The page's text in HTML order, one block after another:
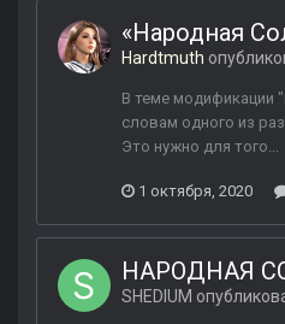
«Народная
Hardtmuth
В теме модификации
словам одного из
Это нужно для того...
1 октября, 2020
НАРОДНАЯ
SHEDIUM